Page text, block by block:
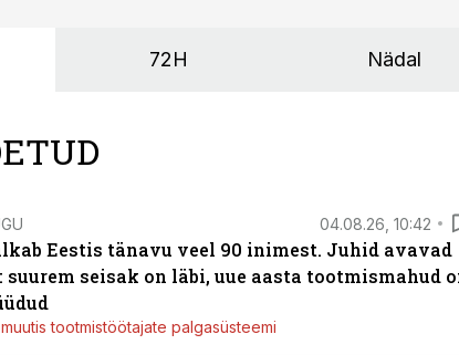
72H Nädal
04.08.26, 10:42
Eestis tänavu veel 90 inimest. Juhid avavad
suurem seisak on läbi, uue aasta tootmismahud
tootmistöötajate palgasüsteemi